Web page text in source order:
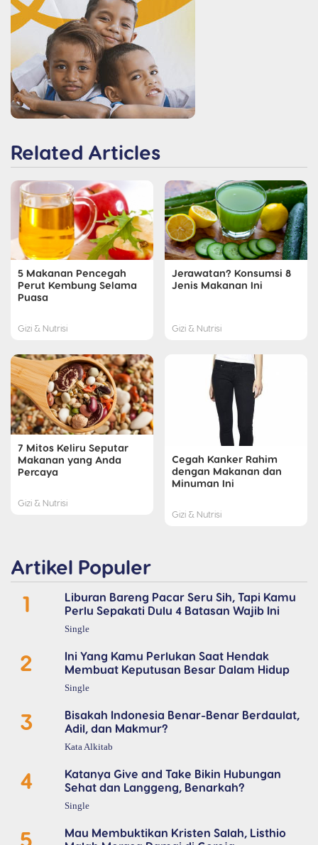
Related Articles
5 Makanan Pencegah
Perut Kembung Selama
Puasa
Gizi & Nutrisi
Jerawatan? Konsumsi 8
Jenis Makanan Ini
Gizi & Nutrisi
7 Mitos Keliru Seputar
Makanan yang Anda
Percaya
Gizi & Nutrisi
Cegah Kanker Rahim
dengan Makanan dan
Minuman Ini
Gizi & Nutrisi
Artikel Populer
1
Liburan Bareng Pacar Seru Sih, Tapi Kamu
Perlu Sepakati Dulu 4 Batasan Wajib Ini
Single
2
Ini Yang Kamu Perlukan Saat Hendak
Membuat Keputusan Besar Dalam Hidup
Single
3
Bisakah Indonesia Benar-Benar Berdaulat,
Adil, dan Makmur?
Kata Alkitab
4
Katanya Give and Take Bikin Hubungan
Sehat dan Langgeng, Benarkah?
Single
5
Mau Membuktikan Kristen Salah, Listhio